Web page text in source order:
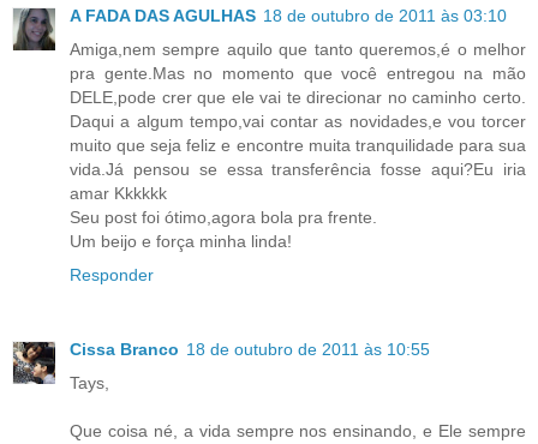
A FADA DAS AGULHAS 18 de outubro de 2011 às 03:10
Amiga,nem sempre aquilo que tanto queremos,é o melhor
pra gente.Mas no momento que você entregou na mão
DELE,pode crer que ele vai te direcionar no caminho certo.
Daqui a algum tempo,vai contar as novidades,e vou torcer
muito que seja feliz e encontre muita tranquilidade para sua
vida.Já pensou se essa transferência fosse aqui?Eu iria
amar Kkkkkk
Seu post foi ótimo,agora bola pra frente.
Um beijo e força minha linda!
Responder
Cissa Branco 18 de outubro de 2011 às 10:55
Tays,
Que coisa né, a vida sempre nos ensinando, e Ele sempre